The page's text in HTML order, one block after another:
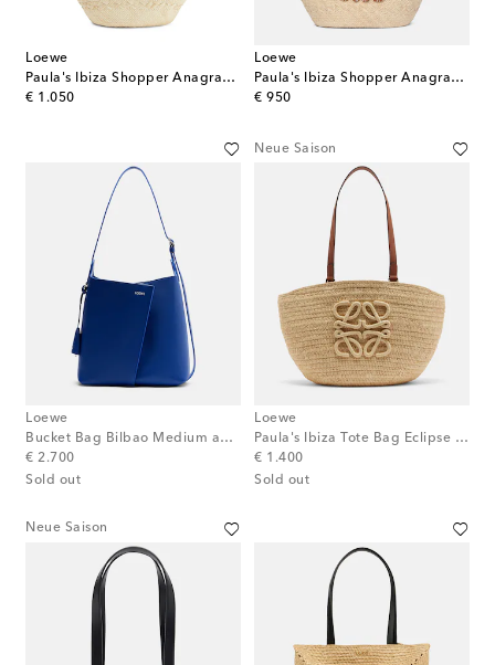
Loewe
Paula's Ibiza Shopper Anagram Large
€ 1.050
original price
Loewe
Paula's Ibiza Shopper Anagram Medium
€ 950
original price
Loewe
Bucket Bag Bilbao Medium aus Leder
€ 2.700
original price
Sold out
Neue Saison
Loewe
Paula's Ibiza Tote Bag Eclipse Medium
€ 1.400
original price
Sold out
Neue Saison